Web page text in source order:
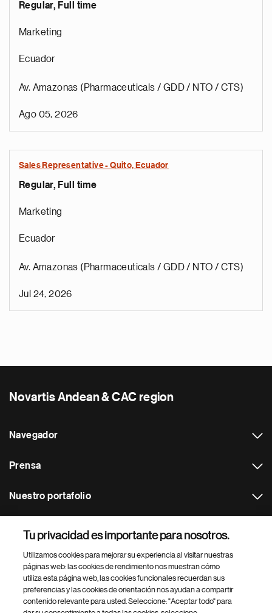
Regular, Full time
Marketing
Ecuador
Av. Amazonas (Pharmaceuticals / GDD / NTO / CTS)
Ago 05, 2026
Sales Representative - Quito, Ecuador
Regular, Full time
Marketing
Ecuador
Av. Amazonas (Pharmaceuticals / GDD / NTO / CTS)
Jul 24, 2026
Novartis Andean & CAC region
Navegador
Prensa
Nuestro portafolio
Footer Site Search
Tu privacidad es importante para nosotros.
Utilizamos cookies para mejorar su experiencia al visitar nuestras
páginas web: las cookies de rendimiento nos muestran cómo
utiliza esta página web, las cookies funcionales recuerdan sus
preferencias y las cookies de orientación nos ayudan a compartir
contenido relevante para usted. Seleccione: "Aceptar todo" para